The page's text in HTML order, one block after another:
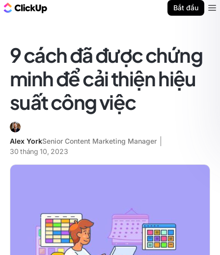
Bắt đầu
9 cách đã được chứng
minh để cải thiện hiệu
suất công việc
Alex YorkSenior Content Marketing Manager
30 tháng 10, 2023